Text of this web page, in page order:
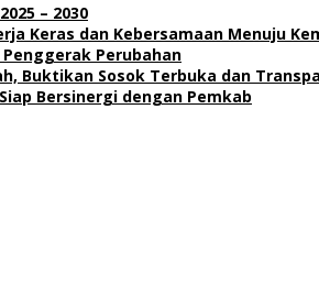
– 2030
Keras dan Kebersamaan Menuju
Penggerak Perubahan
Buktikan Sosok Terbuka dan
Bersinergi dengan Pemkab